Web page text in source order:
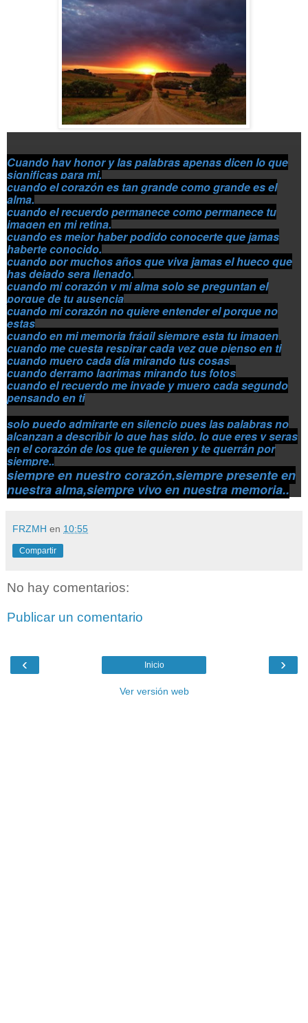
Cuando hay honor y las palabras apenas dicen lo que
significas para mi,
cuando el corazón es tan grande como grande es el
alma,
cuando el recuerdo permanece como permanece tu
imagen en mi retina,
cuando es mejor haber podido conocerte que jamas
haberte conocido,
cuando por muchos años que viva jamas el hueco que
has dejado sera llenado,
cuando mi corazón y mi alma solo se preguntan el
porque de tu ausencia
cuando mi corazón no quiere entender el porque no
estas
cuando en mi memoria frágil siempre esta tu imagen
cuando me cuesta respirar cada vez que pienso en ti
cuando muero cada día mirando tus cosas
cuando derramo lagrimas mirando tus fotos
cuando el recuerdo me invade y muero cada segundo
pensando en ti
solo puedo admirarte en silencio pues las palabras no
alcanzan a describir lo que has sido, lo que eres y seras
en el corazón de los que te quieren y te querrán por
siempre..
siempre en nuestro corazón,siempre presente en
nuestra alma,siempre vivo en nuestra memoria..
FRZMH en 10:55
Compartir
No hay comentarios:
Publicar un comentario
‹ ›
Inicio
Ver versión web